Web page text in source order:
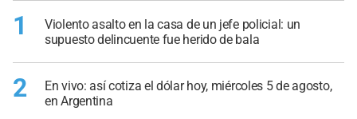
1
Violento asalto en la casa de un jefe policial: un
supuesto delincuente fue herido de bala
2
En vivo: así cotiza el dólar hoy, miércoles 5 de agosto,
en Argentina